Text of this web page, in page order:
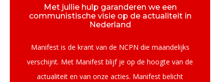
Met jullie hulp garanderen we een
communistische visie op de actualiteit in
Nederland
Manifest is de krant van de NCPN die maandelijks
verschijnt. Met Manifest blijf je op de hoogte van de
actualiteit en van onze acties. Manifest belicht